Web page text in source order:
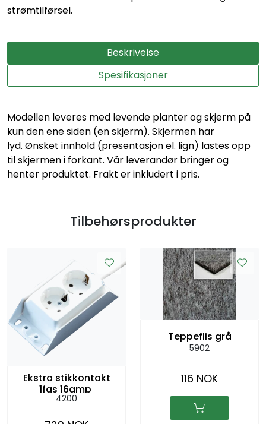
strømtilførsel.
Beskrivelse
Spesifikasjoner
Modellen leveres med levende planter og skjerm på
kun den ene siden (en skjerm). Skjermen har
lyd. Ønsket innhold (presentasjon el. lign) lastes opp
til skjermen i forkant. Vår leverandør bringer og
henter produktet. Frakt er inkludert i pris.
Tilbehørsprodukter
Ekstra stikkontakt
1fas 16amp
4200
Teppeflis grå
5902
116 NOK